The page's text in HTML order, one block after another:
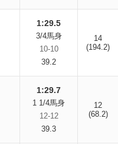
1:29.5
3/4馬身
10-10
39.2
14
(194.2)
1:29.7
1 1/4馬身
12-12
39.3
12
(68.2)